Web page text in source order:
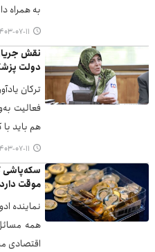
به همراه
۱۴۰۳-۰۷-۱۱
نقش
دولت
ترکان
فعالیت
هم باید
۱۴۰۳-۰۷-۱۱
سکه‌پاشی
موقت
نماینده
همه
اقتصادی